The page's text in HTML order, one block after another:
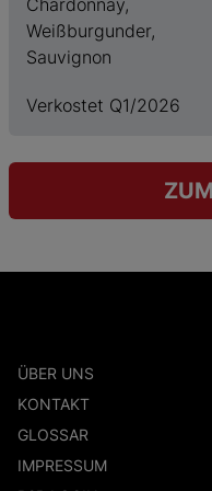
Chardonnay,
Weißburgunder,
Sauvignon
Verkostet Q1/2026
ÜBER UNS
KONTAKT
GLOSSAR
IMPRESSUM